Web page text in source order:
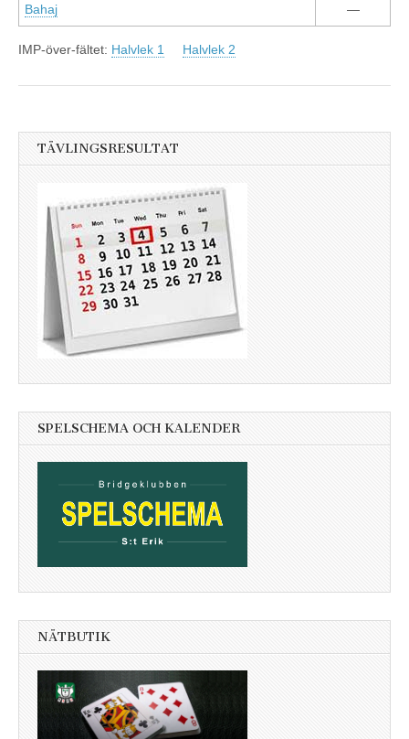
Bahaj —
IMP-över-fältet: Halvlek 1 Halvlek 2
TÄVLINGSRESULTAT
SPELSCHEMA OCH KALENDER
NÄTBUTIK